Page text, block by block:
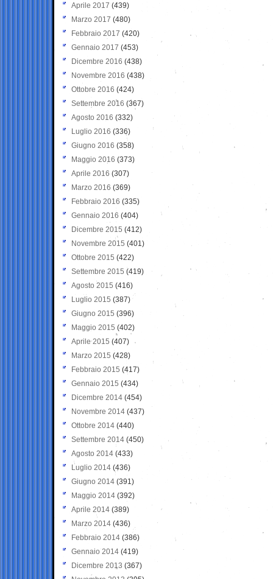
Aprile 2017 (439)
Marzo 2017 (480)
Febbraio 2017 (420)
Gennaio 2017 (453)
Dicembre 2016 (438)
Novembre 2016 (438)
Ottobre 2016 (424)
Settembre 2016 (367)
Agosto 2016 (332)
Luglio 2016 (336)
Giugno 2016 (358)
Maggio 2016 (373)
Aprile 2016 (307)
Marzo 2016 (369)
Febbraio 2016 (335)
Gennaio 2016 (404)
Dicembre 2015 (412)
Novembre 2015 (401)
Ottobre 2015 (422)
Settembre 2015 (419)
Agosto 2015 (416)
Luglio 2015 (387)
Giugno 2015 (396)
Maggio 2015 (402)
Aprile 2015 (407)
Marzo 2015 (428)
Febbraio 2015 (417)
Gennaio 2015 (434)
Dicembre 2014 (454)
Novembre 2014 (437)
Ottobre 2014 (440)
Settembre 2014 (450)
Agosto 2014 (433)
Luglio 2014 (436)
Giugno 2014 (391)
Maggio 2014 (392)
Aprile 2014 (389)
Marzo 2014 (436)
Febbraio 2014 (386)
Gennaio 2014 (419)
Dicembre 2013 (367)